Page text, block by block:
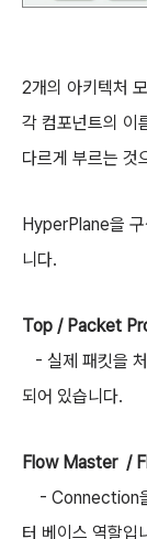
2개의 아키텍처
각 컴포넌트의 이
다르게 부르는 것
HyperPlane을 구
니다.
Top / Packet
- 실제 패킷을
되어 있습니다.
Flow Master /
- Connection을
터 베이스 역할입